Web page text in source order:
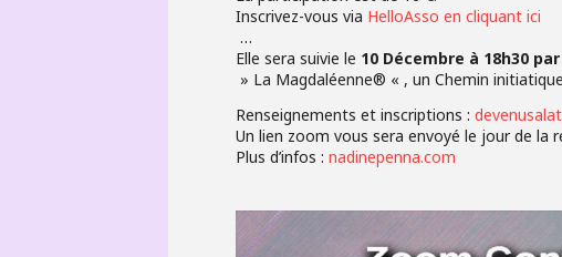
Inscrivez-vous via HelloAsso en cliquant ici
…
Elle sera suivie le 10 Décembre à 18h30
» La Magdaléenne® « , un Chemin
Renseignements et inscriptions :
Un lien zoom vous sera envoyé le jour de la
Plus d’infos : nadinepenna.com